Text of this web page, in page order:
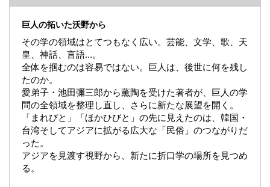
巨人の拓いた沃野から
その学の領域はとてつもなく広い。芸能、文学、歌、天
皇、神話、言語…。
全体を掴むのは容易ではない。巨人は、後世に何を残し
たのか。
愛弟子・池田彌三郎から薫陶を受けた著者が、巨人の学
問の全領域を整理し直し、さらに新たな展望を開く。
「まれびと」「ほかひびと」の先に見えたのは、韓国・
台湾そしてアジアに拡がる広大な「民俗」のつながりだ
った。
アジアを見渡す視野から、新たに折口学の場所を見つめ
る。